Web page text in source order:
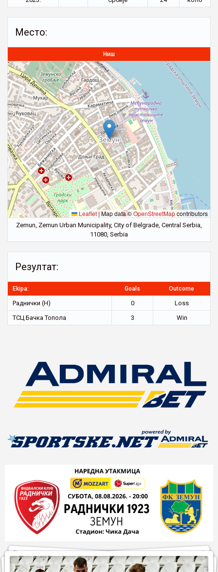
Место:
Ниш
Leaflet | Map data ©OpenStreetMapcontributors
Zemun, Zemun Urban Municipality, City of Belgrade, Central Serbia,
11080, Serbia
Резултат:
Ekipa: Goals Outcome
Раднички (Н) 0
Loss
ТСЦ Бачка Топола
3 Win